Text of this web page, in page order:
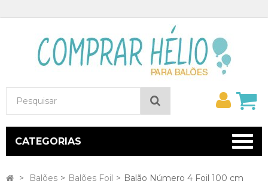
conta
CATEGORIAS
> Balões > Balões Foil > Balão Número 4 Foil 100 cm